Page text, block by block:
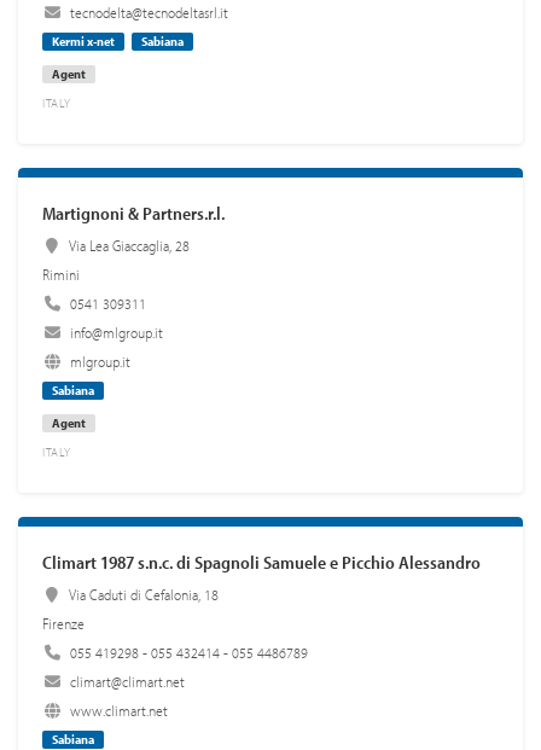
tecnodelta@tecnodeltasrl.it
Kermi x-net
Sabiana
Agent
ITALY
Martignoni & Partners.r.l.
Via Lea Giaccaglia, 28
Rimini
0541 309311
info@mlgroup.it
mlgroup.it
Sabiana
Agent
ITALY
Climart 1987 s.n.c. di Spagnoli Samuele e Picchio Alessandro
Via Caduti di Cefalonia, 18
Firenze
055 419298 - 055 432414 - 055 4486789
climart@climart.net
www.climart.net
Sabiana